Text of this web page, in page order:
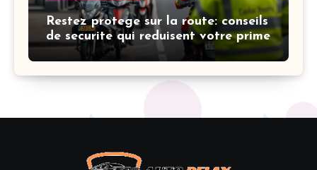
Restez protege sur la route: conseils
de securite qui reduisent votre prime